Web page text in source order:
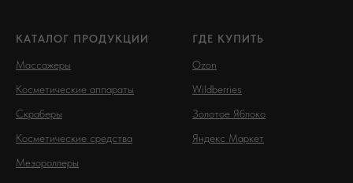
КАТАЛОГ ПРОДУКЦИИ
Массажеры
Косметические аппараты
Скраберы
Косметические средства
Мезороллеры
ГДЕ КУПИТЬ
Ozon
Wildberries
Золотое Яблоко
Яндекс Маркет